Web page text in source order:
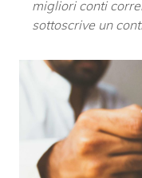
migliori conti
sottoscrive un